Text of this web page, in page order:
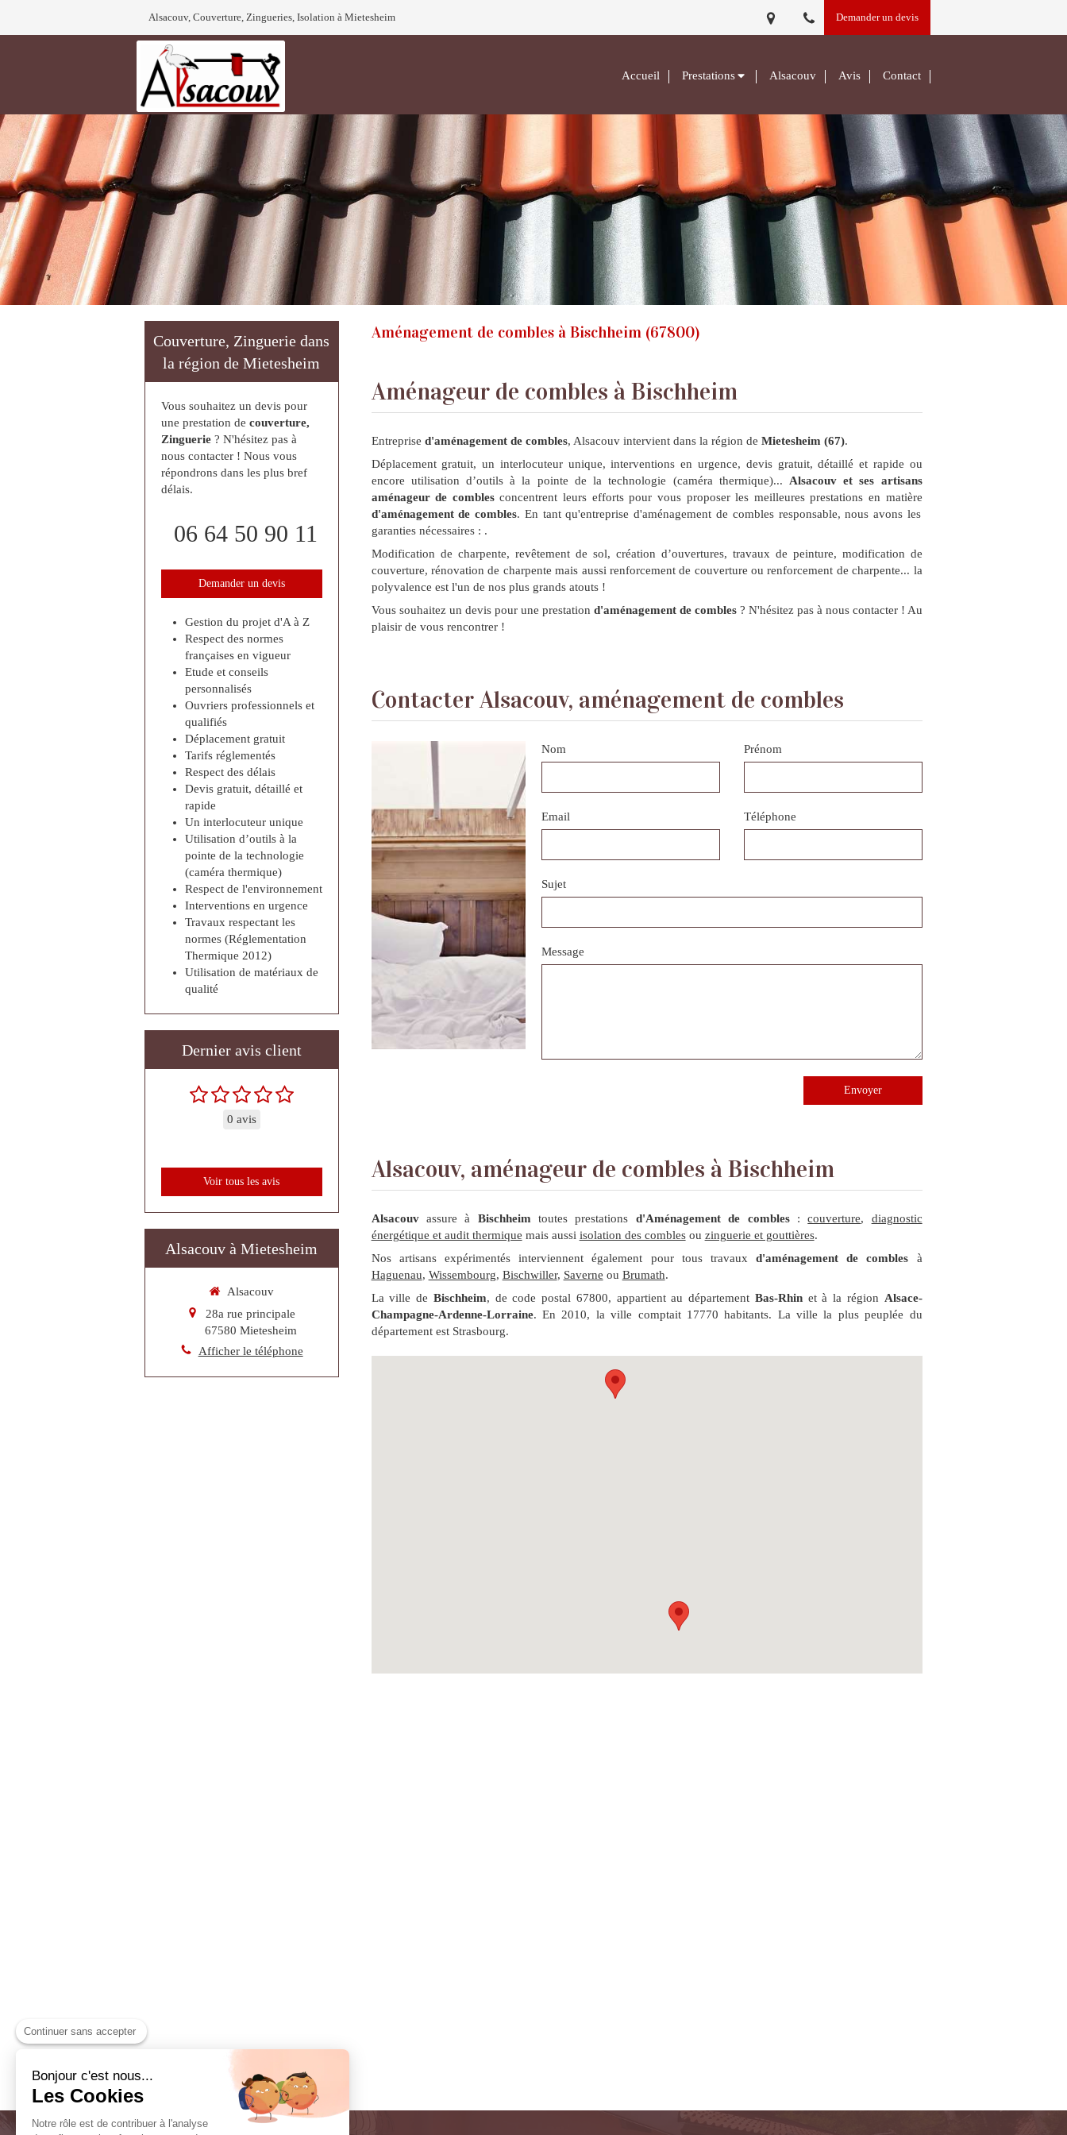
Alsacouv, Couverture, Zingueries, Isolation à Mietesheim Demander un devis
Accueil Prestations Alsacouv Avis Contact
Aménagement de combles à Bischheim (67800)
Aménageur de combles à Bischheim
Entreprise d'aménagement de combles, Alsacouv intervient dans la région de Mietesheim (67).
Déplacement gratuit, un interlocuteur unique, interventions en urgence, devis gratuit, détaillé et rapide ou
encore utilisation d’outils à la pointe de la technologie (caméra thermique)... Alsacouv et ses artisans
aménageur de comblesconcentrent leurs efforts pour vous proposer les meilleures prestations en matière
d'aménagement de combles. En tant qu'entreprise d'aménagement de combles responsable, nous avons les
garanties nécessaires : .
Modification de charpente, revêtement de sol, création d’ouvertures, travaux de peinture, modification de
couverture, rénovation de charpente mais aussi renforcement de couverture ou renforcement de charpente... la
polyvalence est l'un de nos plus grands atouts !
Vous souhaitez un devis pour une prestation d'aménagement de combles? N'hésitez pas à nous contacter ! Au
plaisir de vous rencontrer !
Contacter Alsacouv, aménagement de combles
Nom Prénom
Email Téléphone
Sujet
Message
Envoyer
Alsacouv, aménageur de combles à Bischheim
Alsacouvassure à Bischheim toutes prestations d'Aménagement de combles:couverture, diagnostic
énergétique et audit thermique mais aussi isolation des comblesou zinguerie et gouttières.
Nos artisans expérimentés interviennent également pour tous travaux d'aménagement de combles à
Haguenau, Wissembourg, Bischwiller, Saverne ou Brumath.
La ville de Bischheim, de code postal 67800, appartient au département Bas-Rhinet à la région Alsace-
Champagne-Ardenne-Lorraine. En 2010, la ville comptait 17770 habitants. La ville la plus peuplée du
département est Strasbourg.
Couverture, Zinguerie dans
la région de Mietesheim
Vous souhaitez un devis pour
une prestation de couverture,
Zinguerie? N'hésitez pas à
nous contacter ! Nous vous
répondrons dans les plus bref
délais.
06 64 50 90 11
Demander un devis
Gestion du projet d'A à Z
Respect des normes
françaises en vigueur
Etude et conseils
personnalisés
Ouvriers professionnels et
qualifiés
Déplacement gratuit
Tarifs réglementés
Respect des délais
Devis gratuit, détaillé et
rapide
Un interlocuteur unique
Utilisation d’outils à la
pointe de la technologie
(caméra thermique)
Respect de l'environnement
Interventions en urgence
Travaux respectant les
normes (Réglementation
Thermique 2012)
Utilisation de matériaux de
qualité
Dernier avis client
0 avis
Voir tous les avis
Alsacouv à Mietesheim
Alsacouv
28a rue principale
67580 Mietesheim
Afficher le téléphone
Continuer sans accepter
Bonjour c'est nous...
Les Cookies
Notre rôle est de contribuer à l'analyse